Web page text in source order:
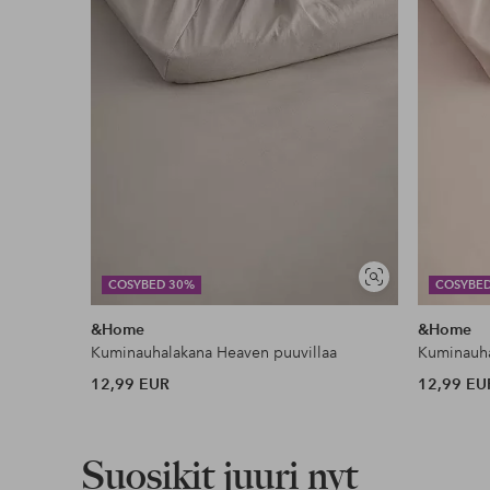
COSYBED 30%
Näytä
samankaltaisia
&Home
Kuminauhalakana Heaven puuvillaa
12,99 EUR
&Home
12,99
Suosikit juuri nyt